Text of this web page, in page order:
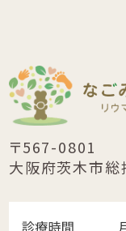
〒567-0801
大阪府茨木市